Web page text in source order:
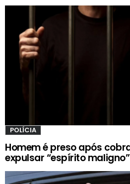
POLÍCIA
Homem é preso após
expulsar “espírito maligno”